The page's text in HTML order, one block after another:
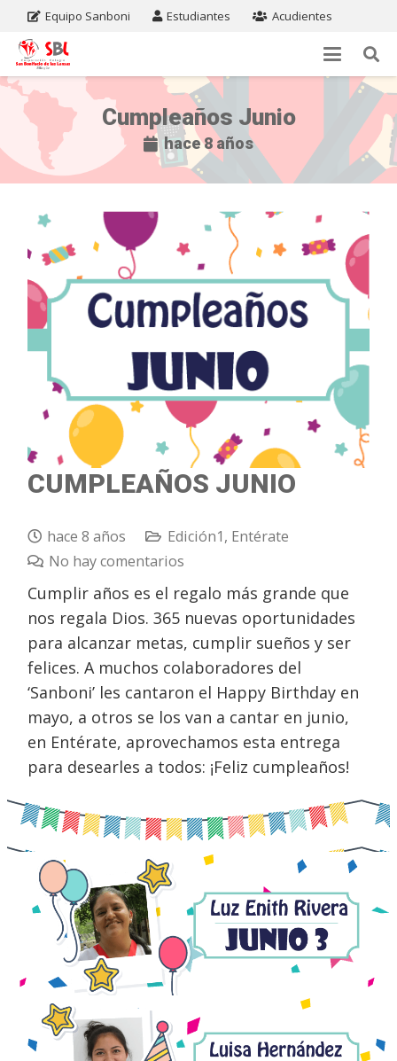
Equipo Sanboni Estudiantes Acudientes
Cumpleaños Junio
hace 8 años
CUMPLEAÑOS JUNIO
hace 8 años Edición1, Entérate
No hay comentarios
Cumplir años es el regalo más grande que
nos regala Dios. 365 nuevas oportunidades
para alcanzar metas, cumplir sueños y ser
felices. A muchos colaboradores del
‘Sanboni’ les cantaron el Happy Birthday en
mayo, a otros se los van a cantar en junio,
en Entérate, aprovechamos esta entrega
para desearles a todos: ¡Feliz cumpleaños!